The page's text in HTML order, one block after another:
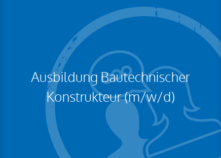
Ausbildung Bautechnischer
Konstrukteur (m/w/d)